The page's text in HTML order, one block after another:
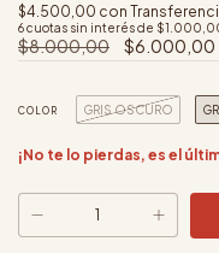
$8.000,00 $6.000,00
6cuotas sin interés de
$4.500,00 con
COLOR GRIS OSCURO
¡No te lo pierdas, es el